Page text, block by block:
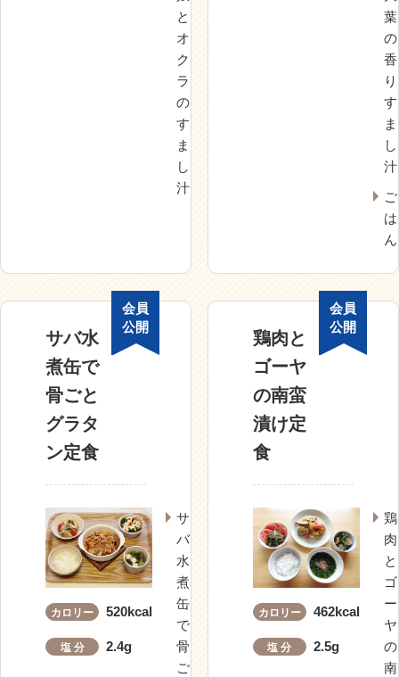
と
オ
ク
ラ
の
す
ま
し
汁
葉
の
香
り
す
ま
し
汁
ご
は
ん
会員
公開
サバ水
煮缶で
骨ごと
グラタ
ン定食
カロリー 520kcal
塩 分 2.4g
サ
バ
水
煮
缶
で
骨
ご
会員
公開
鶏肉と
ゴーヤ
の南蛮
漬け定
食
カロリー 462kcal
塩 分 2.5g
鶏
肉
と
ゴ
ー
ヤ
の
南